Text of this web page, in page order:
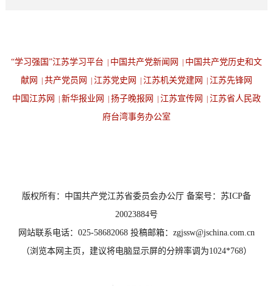
“学习强国”江苏学习平台 中国共产党新闻网
中国共产党历史和文
献网
共产党员网 江苏党史网 江苏机关党建网
江苏先锋网
中国江苏网
新华报业网 扬子晚报网 江苏宣传网
江苏省人民政
府台湾事务办公室
版权所有：中国共产党江苏省委员会办公厅 备案号：苏ICP备
20023884号
网站联系电话：025-58682068 投稿邮箱：zgjssw@jschina.com.cn
（浏览本网主页，建议将电脑显示屏的分辨率调为1024*768）